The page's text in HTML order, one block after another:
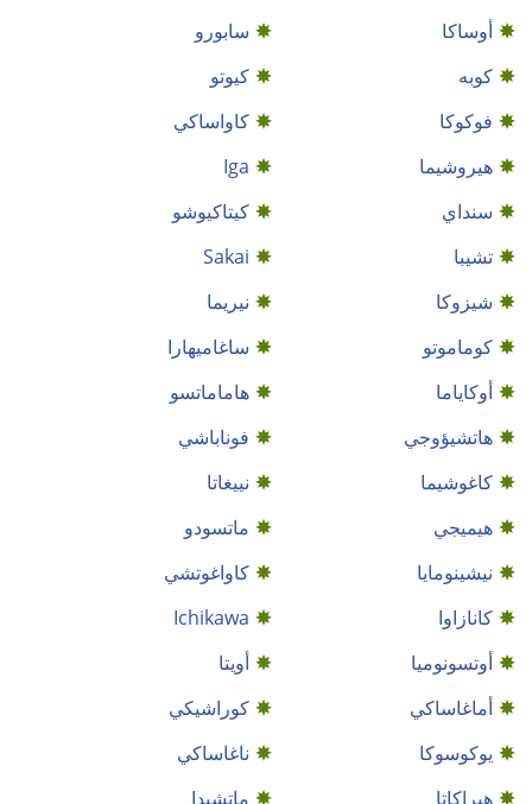
أوساكا
سابورو
كوبه
كيوتو
فوكوكا
كاواساكي
هيروشيما
Iga
سنداي
كيتاكيوشو
تشيبا
Sakai
شيزوكا
نيريما
كوماموتو
ساغاميهارا
أوكاياما
هاماماتسو
هاتشيؤوجي
فوناباشي
كاغوشيما
نييغاتا
هيميجي
ماتسودو
نيشينومايا
كاواغوتشي
كانازاوا
Ichikawa
أوتسونوميا
أويتا
أماغاساكي
كوراشيكي
يوكوسوكا
ناغاساكي
هيراكاتا
ماتشيدا